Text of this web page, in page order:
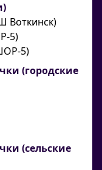
Воткинск)
5)
5)
(городские
(сельские